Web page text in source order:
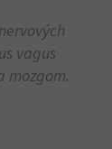
vagus
mozgom.